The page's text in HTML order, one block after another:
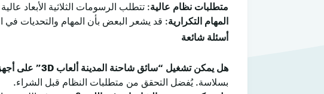
متطلبات نظام عالية: تتطلب الرسومات الثلاثية الأبعاد
المهام التكرارية: قد يشعر البعض بأن المهام والتحديات
أسئلة شائعة
هل يمكن تشغيل “سائق شاحنة المدينة ألعاب 3D” على أجهزة الكمبيوتر الضعيفة؟
بسلاسة. يُفضل التحقق من متطلبات النظام قبل الشراء.